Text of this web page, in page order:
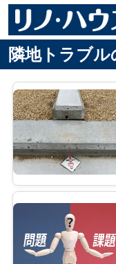
隣地トラブ